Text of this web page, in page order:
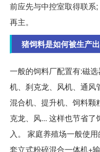
前应先与中控室取得联系
再主。
猪饲料是如何被生产
一般的饲料厂配置有:磁
机、刹克龙、风机、通风
混合机、提升机、饲料颗
克龙、风... 这样也节省
入。 家庭养殖场一般使
套立式粉碎混合一体机+